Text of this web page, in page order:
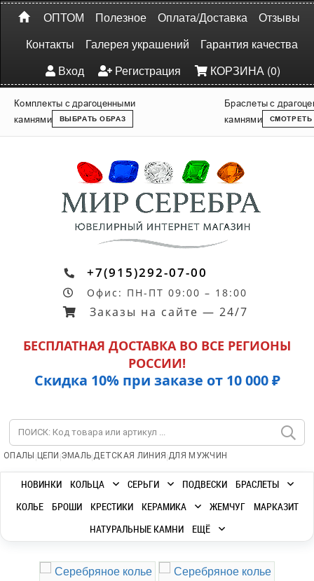
ОПТОМ Полезное Оплата/Доставка
Отзывы
Контакты
Галерея украшений
Гарантия качества
Вход
Регистрация КОРЗИНА (0)
Комплекты с драгоценными
камнями
ВЫБРАТЬ ОБРАЗ
Браслеты с
камнями
СМОТРЕТЬ
+7(915)292-07-00
Офис: ПН-ПТ 09:00 – 18:00
Заказы на сайте — 24/7
БЕСПЛАТНАЯ ДОСТАВКА ВО ВСЕ РЕГИОНЫ
РОССИИ!
Скидка 10% при заказе от 10 000 ₽
ОПАЛЫ | ЦЕПИ |ЭМАЛЬ|ДЕТСКАЯ ЛИНИЯ |ДЛЯ МУЖЧИН
НОВИНКИ КОЛЬЦА СЕРЬГИ ПОДВЕСКИ
БРАСЛЕТЫ
КОЛЬЕ
БРОШИ КРЕСТИКИ КЕРАМИКА ЖЕМЧУГ
МАРКАЗИТ
НАТУРАЛЬНЫЕ КАМНИ
ЕЩЁ